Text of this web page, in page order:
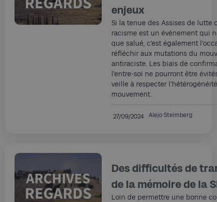
enjeux
Si la tenue des Assises de lutte
racisme est un événement qui
que salué, c’est également
réfléchir aux mutations du
antiraciste. Les biais de
l’entre-soi ne pourront être
veille à respecter
mouvement.
27/09/2024 Alejo Steimberg
Des difficultés de
de la mémoire de la
Loin de permettre une bonne